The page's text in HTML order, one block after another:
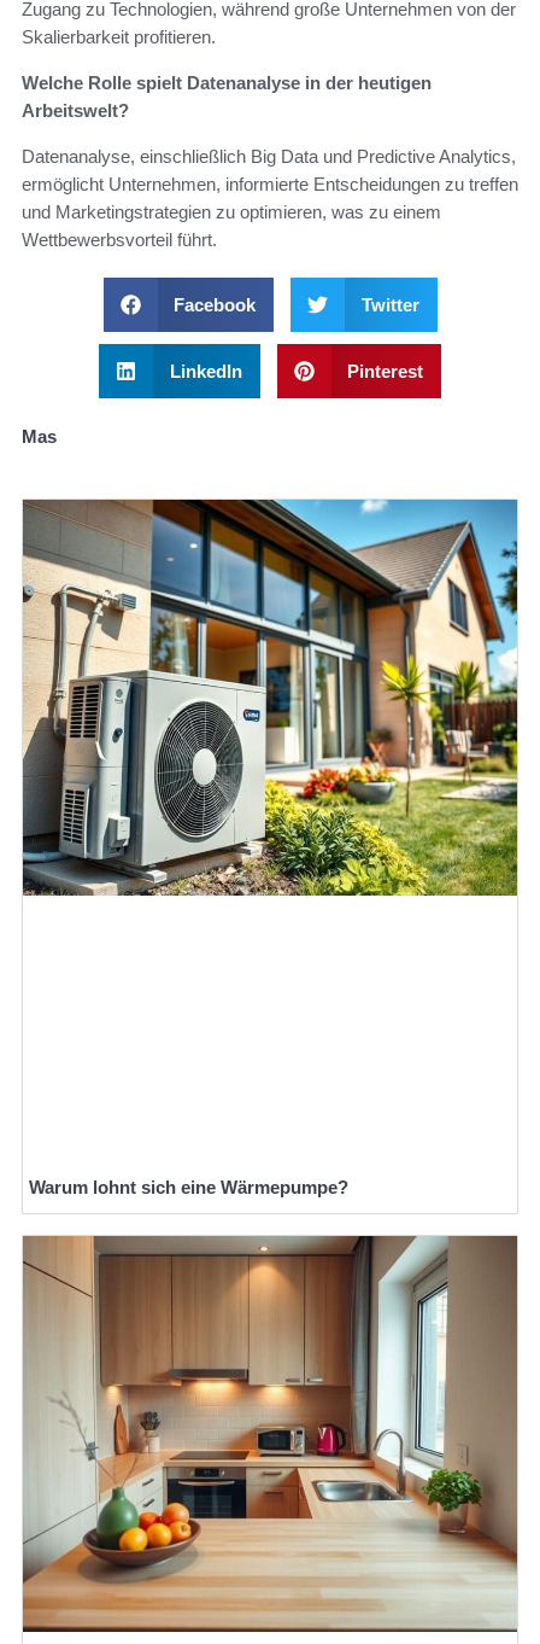
Zugang zu Technologien, während große Unternehmen von der
Skalierbarkeit profitieren.
Welche Rolle spielt Datenanalyse in der heutigen
Arbeitswelt?
Datenanalyse, einschließlich Big Data und Predictive Analytics,
ermöglicht Unternehmen, informierte Entscheidungen zu treffen
und Marketingstrategien zu optimieren, was zu einem
Wettbewerbsvorteil führt.
Facebook Twitter
LinkedIn Pinterest
Mas
Warum lohnt sich eine Wärmepumpe?